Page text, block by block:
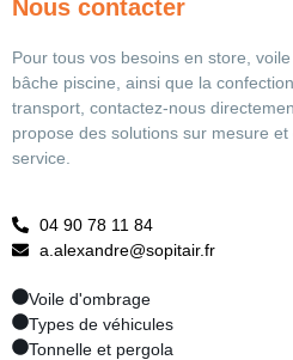
Nous contacter
Pour tous vos besoins en store,
bâche piscine, ainsi que la
transport, contactez-nous
propose des solutions sur mesure
service.
04 90 78 11 84
a.alexandre@sopitair.fr
Voile d'ombrage
Types de véhicules
Tonnelle et pergola